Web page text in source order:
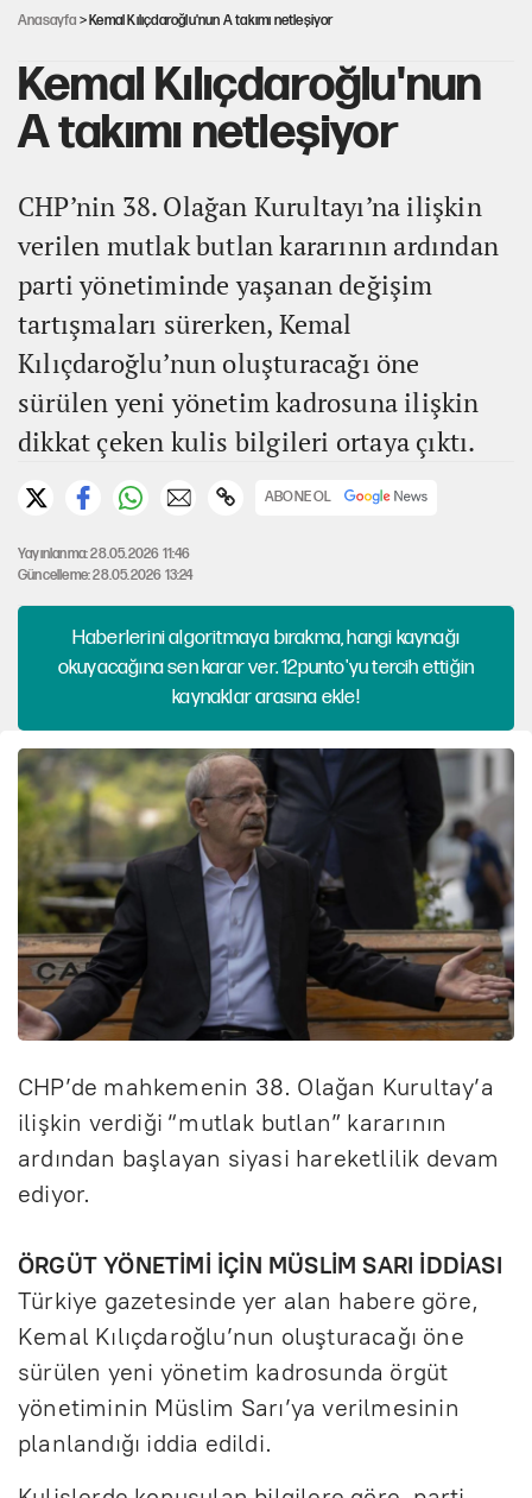
Anasayfa > Kemal Kılıçdaroğlu'nun A takımı netleşiyor
Kemal Kılıçdaroğlu'nun
A takımı netleşiyor
CHP’nin 38. Olağan Kurultayı’na ilişkin
verilen mutlak butlan kararının ardından
parti yönetiminde yaşanan değişim
tartışmaları sürerken, Kemal
Kılıçdaroğlu’nun oluşturacağı öne
sürülen yeni yönetim kadrosuna ilişkin
dikkat çeken kulis bilgileri ortaya çıktı.
ABONE OL
Yayınlanma: 28.05.2026 11:46
Güncelleme: 28.05.2026 13:24
Haberlerini algoritmaya bırakma, hangi kaynağı
okuyacağına sen karar ver. 12punto'yu tercih ettiğin
kaynaklar arasına ekle!
CHP’de mahkemenin 38. Olağan Kurultay’a
ilişkin verdiği “mutlak butlan” kararının
ardından başlayan siyasi hareketlilik devam
ediyor.
ÖRGÜT YÖNETİMİ İÇİN MÜSLİM SARI İDDİASI
Türkiye gazetesinde yer alan habere göre,
Kemal Kılıçdaroğlu’nun oluşturacağı öne
sürülen yeni yönetim kadrosunda örgüt
yönetiminin Müslim Sarı’ya verilmesinin
planlandığı iddia edildi.